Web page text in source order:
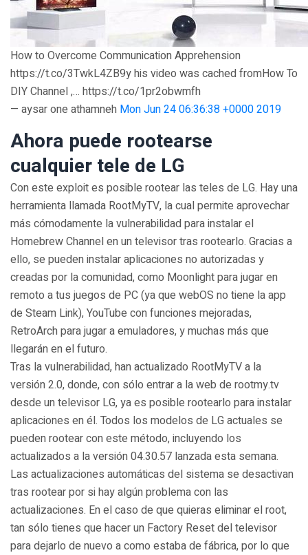
How to Overcome Communication Apprehension
https://t.co/3TwkL4ZB9y his video was cached fromHow To
DIY Channel ,… https://t.co/1pr2obwmfh
— aysar one athamneh Mon Jun 24 06:36:38 +0000 2019
Ahora puede rootearse
cualquier tele de LG
Con este exploit es posible rootear las teles de LG. Hay una
herramienta llamada RootMyTV, la cual permite aprovechar
más cómodamente la vulnerabilidad para instalar el
Homebrew Channel en un televisor tras rootearlo. Gracias a
ello, se pueden instalar aplicaciones no autorizadas y
creadas por la comunidad, como Moonlight para jugar en
remoto a tus juegos de PC (ya que webOS no tiene la app
de Steam Link), YouTube con funciones mejoradas,
RetroArch para jugar a emuladores, y muchas más que
llegarán en el futuro.
Tras la vulnerabilidad, han actualizado RootMyTV a la
versión 2.0, donde, con sólo entrar a la web de rootmy.tv
desde un televisor LG, ya es posible rootearlo para instalar
aplicaciones en él. Todos los modelos de LG actuales se
pueden rootear con este método, incluyendo los
actualizados a la versión 04.30.57 lanzada esta semana.
Las actualizaciones automáticas del sistema se desactivan
tras rootear por si hay algún problema con las
actualizaciones. En el caso de que quieras eliminar el root,
tan sólo tienes que hacer un Factory Reset del televisor
para dejarlo de nuevo a como estaba de fábrica, por lo que